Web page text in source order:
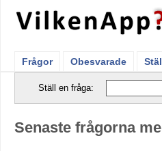
Frågor Obesvarade
Ställ en fråga:
Senaste frågorna